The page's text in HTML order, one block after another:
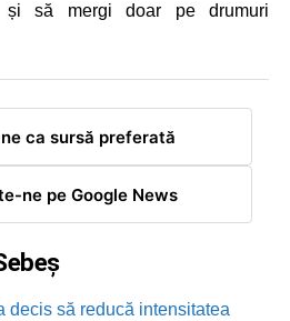
să mergi doar pe drumuri
ca sursă preferată
ne pe Google News
decis să reducă intensitatea